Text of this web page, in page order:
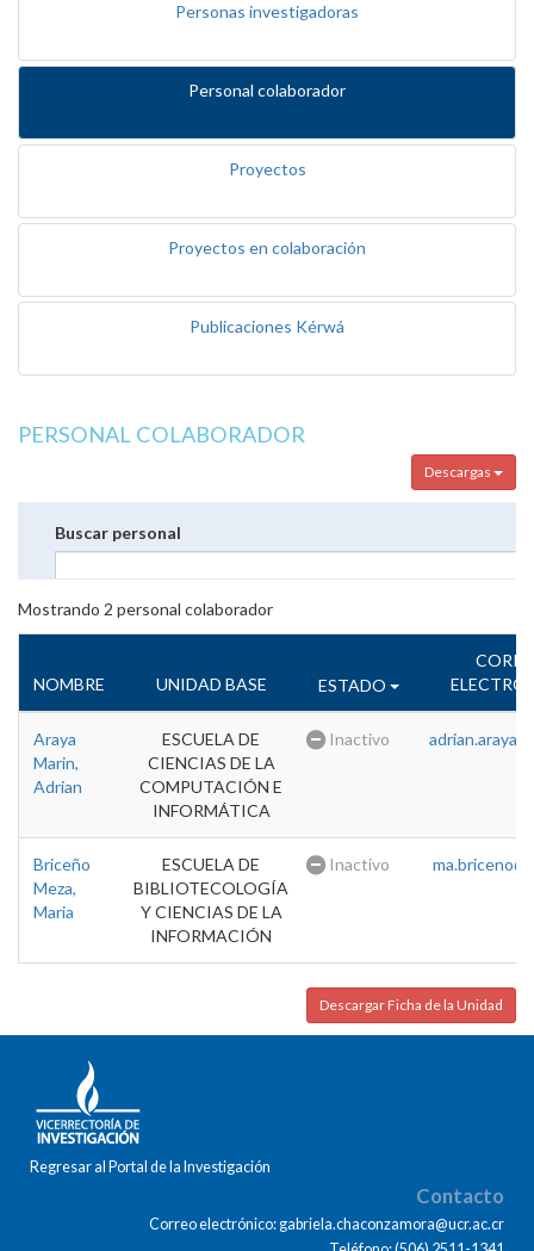
Personas investigadoras
Personal colaborador
Proyectos
Proyectos en colaboración
Publicaciones Kérwá
PERSONAL COLABORADOR
Descargas
Buscar personal
Mostrando 2 personal colaborador
NOMBRE UNIDAD BASE ESTADO
Araya
Marin,
Adrian
ESCUELA DE
CIENCIAS DE LA
COMPUTACIÓN E
INFORMÁTICA
Inactivo
Briceño
Meza,
Maria
ESCUELA DE
BIBLIOTECOLOGÍA
Y CIENCIAS DE LA
INFORMACIÓN
Inactivo
Descargar Ficha de la Unidad
Regresar al Portal de la Investigación
Contacto
Correo electrónico: gabriela.chaconzamora@ucr.ac.cr